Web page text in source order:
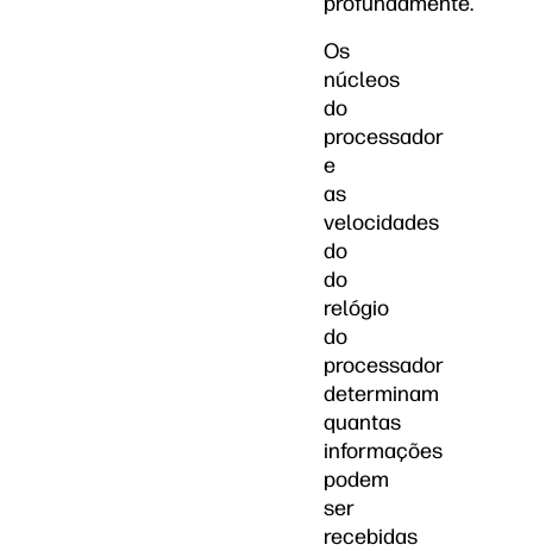
Os
núcleos
do
processador
e
as
velocidades
do
do
relógio
do
processador
determinam
quantas
informações
podem
ser
recebidas